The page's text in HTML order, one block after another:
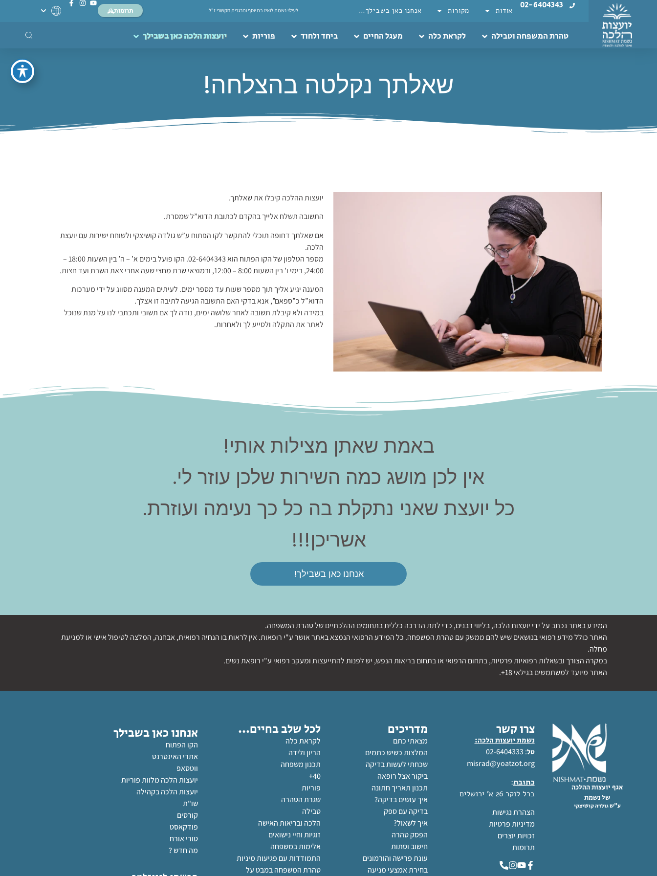
תרומות לעילוי נשמת לואיז בת יוסף ומרגרית חקשורי ז”ל 02-6404343 אודות מקורות אנחנו כאן בשבילך…
טהרת המשפחה וטבילה לקראת כלה מעגל החיים ביחד ולחוד פוריות יועצות הלכה כאן בשבילך
שאלתך נקלטה בהצלחה!
יועצות ההלכה קיבלו את שאלתך.
התשובה תשלח אלייך בהקדם לכתובת הדוא”ל שמסרת.
אם שאלתך דחופה תוכלי להתקשר לקו הפתוח ע”ש גולדה קושיצקי ולשוחח ישירות עם יועצת
הלכה.
מספר הטלפון של הקו הפתוח הוא 02-6404343. הקו פועל בימים א’ – ה’ בין השעות 18:00 –
24:00, בימי ו’ בין השעות 8:00 – 12:00, ובמוצאי שבת מחצי שעה אחרי צאת השבת ועד חצות.
המענה יגיע אליך תוך מספר שעות עד מספר ימים. לעיתים המענה מסווג על ידי מערכות
הדוא”ל כ”ספאם”, אנא בדקי האם התשובה הגיעה לתיבה זו אצלך.
במידה ולא קיבלת תשובה לאחר שלושה ימים, נודה לך אם תשובי ותכתבי לנו על מנת שנוכל
לאתר את התקלה ולסייע לך ולאחרות.
באמת שאתן מצילות אותי!
אין לכן מושג כמה השירות שלכן עוזר לי.
כל יועצת שאני נתקלת בה כל כך נעימה ועוזרת.
אשריכן!!!
אנחנו כאן בשבילך!
המידע באתר נכתב על ידי יועצות הלכה, בליווי רבנים, כדי לתת הדרכה כללית בתחומים ההלכתיים של טהרת המשפחה.
האתר כולל מידע רפואי בנושאים שיש להם ממשק עם טהרת המשפחה. כל המידע הרפואי הנמצא באתר אושר ע"י רופאות. אין לראות בו הנחיה רפואית, אבחנה, המלצה לטיפול אישי או למניעת
מחלה.
במקרה הצורך ובשאלות רפואיות פרטיות, בתחום הרפואי או בתחום בריאות הנפש, יש לפנות להתייעצות ומעקב רפואי ע"י רופאת נשים.
האתר מיועד למשתמשים בגילאי 18+.
אגף יועצות ההלכה
של נשמת
ע"ש גולדה קושיצקי
צרו קשר
נשמת יועצות הלכה:
טל: 02-6404333
misrad@yoatzot.org
כתובת:
ברל לוקר 26 א' ירושלים
הצהרת נגישות
מדיניות פרטיות
זכויות יוצרים
תרומות
מדריכים
מצאתי כתם
המלצות כשיש כתמים
שכחתי לעשות בדיקה
ביקור אצל רופאה
תכנון תאריך חתונה
איך עושים בדיקה?
בדיקה עם ספק
איך לשאול?
הפסק טהרה
חישוב וסתות
עונת פרישה והורמונים
בחירת אמצעי מניעה
לכל שלב בחיים...
לקראת כלה
הריון ולידה
תכנון משפחה
40+
פוריות
שגרת הטהרה
טבילה
הלכה ובריאות האישה
זוגיות וחיי נישואים
אלימות במשפחה
התמודדות עם פגיעות מיניות
טהרת המשפחה במבט על
אנחנו כאן בשבילך
הקו הפתוח
אתרי האינטרנט
ווטסאפ
יועצות הלכה מלוות פוריות
יועצות הלכה בקהילה
שו"ת
קורסים
פודקאסט
טורי אורח
מה חדש ?